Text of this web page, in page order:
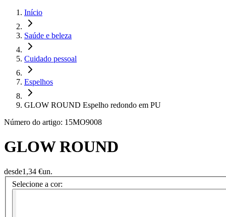
Início
Saúde e beleza
Cuidado pessoal
Espelhos
GLOW ROUND Espelho redondo em PU
Número do artigo: 15MO9008
GLOW ROUND
desde1,34 €un.
Selecione a cor: